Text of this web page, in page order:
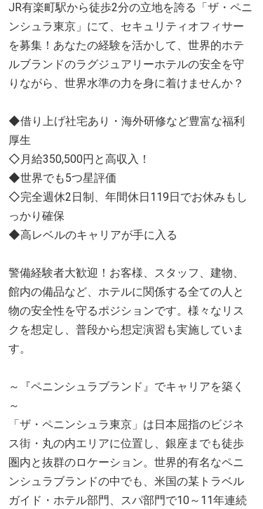
JR有楽町駅から徒歩2分の立地を誇る「ザ・ペニ
ンシュラ東京」にて、セキュリティオフィサー
を募集！あなたの経験を活かして、世界的ホテ
ルブランドのラグジュアリーホテルの安全を守
りながら、世界水準の力を身に着けませんか？
◆借り上げ社宅あり・海外研修など豊富な福利
厚生
◇月給350,500円と高収入！
◆世界でも5つ星評価
◇完全週休2日制、年間休日119日でお休みもし
っかり確保
◆高レベルのキャリアが手に入る
警備経験者大歓迎！お客様、スタッフ、建物、
館内の備品など、ホテルに関係する全ての人と
物の安全性を守るポジションです。様々なリス
クを想定し、普段から想定演習も実施していま
す。
～『ペニンシュラブランド』でキャリアを築く
～
「ザ・ペニンシュラ東京」は日本屈指のビジネ
ス街・丸の内エリアに位置し、銀座までも徒歩
圏内と抜群のロケーション。世界的有名なペニ
ンシュラブランドの中でも、米国の某トラベル
ガイド・ホテル部門、スパ部門で10～11年連続